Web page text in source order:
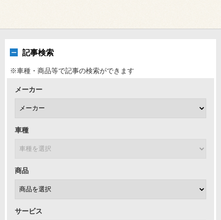
記事検索
※車種・商品等で記事の検索ができます
メーカー
車種
商品
サービス